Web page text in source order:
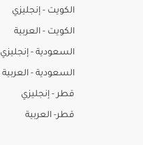
الكويت - إنجليزي
الكويت - العربية
السعودية - إنجليزي
السعودية - العربية
قطر - إنجليزي
قطر- العربية